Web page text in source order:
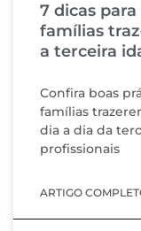
7 dicas
famílias
a terceira
Confira boas
famílias
dia a dia da
profissionais
ARTIGO